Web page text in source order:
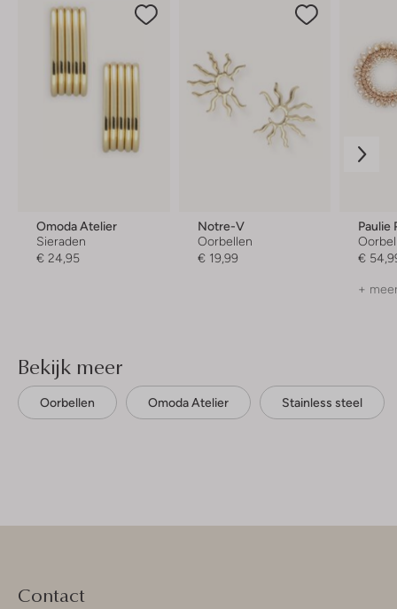
Omoda Atelier
Sieraden
€ 24,95
Notre-V
Oorbellen
€ 19,99
Paulie
€
+
Bekijk meer
Oorbellen Omoda Atelier Stainless steel
Contact